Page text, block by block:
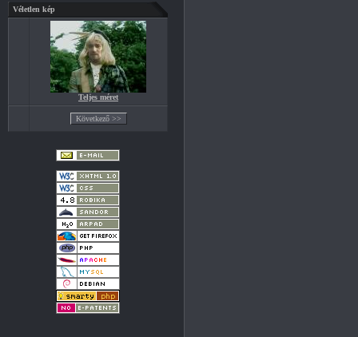
Véletlen kép
Teljes méret